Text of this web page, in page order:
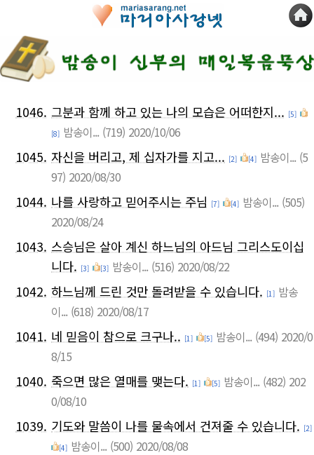
1046. 그분과 함께 하고 있는 나의 모습은 어떠한지... [5]
[8] 밤송이... (719) 2020/10/06
1045. 자신을 버리고, 제 십자가를 지고... [2] [4] 밤송이... (5
97) 2020/08/30
1044. 나를 사랑하고 믿어주시는 주님 [7] [4] 밤송이... (505)
2020/08/24
1043. 스승님은 살아 계신 하느님의 아드님 그리스도이십
니다. [3] [3] 밤송이... (516) 2020/08/22
1042. 하느님께 드린 것만 돌려받을 수 있습니다. [1] 밤송
이... (618) 2020/08/17
1041. 네 믿음이 참으로 크구나.. [1] [5] 밤송이... (494) 2020/0
8/15
1040. 죽으면 많은 열매를 맺는다. [1] [5] 밤송이... (482) 202
0/08/10
1039. 기도와 말씀이 나를 물속에서 건져줄 수 있습니다. [2]
[4] 밤송이... (500) 2020/08/08